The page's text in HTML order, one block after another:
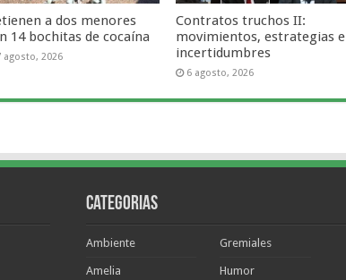
a dos menores
14 bochitas de cocaína
agosto, 2026
Contratos truchos II:
movimientos, estrategias e
incertidumbres
6 agosto, 2026
Categorias
Ambiente
Amelia
Gremiales
Humor